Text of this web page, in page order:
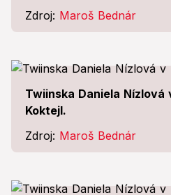
Zdroj: Maroš Bednár
Twiinska Daniela
Koktejl.
Zdroj: Maroš Bednár